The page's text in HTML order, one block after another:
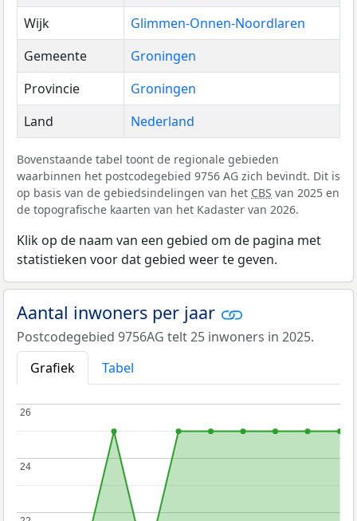
Wijk
Glimmen-Onnen-Noordlaren
Gemeente
Groningen
Provincie
Groningen
Land
Nederland
Bovenstaande tabel toont de regionale gebieden
waarbinnen het postcodegebied 9756 AG zich bevindt. Dit is
op basis van de gebiedsindelingen van het CBS van 2025 en
de topografische kaarten van het Kadaster van 2026.
Klik op de naam van een gebied om de pagina met
statistieken voor dat gebied weer te geven.
Aantal inwoners per jaar
Postcodegebied 9756AG telt 25 inwoners in 2025.
Grafiek
Tabel
24
24
26
26